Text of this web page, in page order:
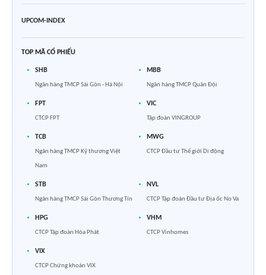
UPCOM-INDEX
TOP MÃ CỔ PHIẾU
SHB
Ngân hàng TMCP Sài Gòn - Hà Nội
MBB
Ngân hàng TMCP Quân Đội
FPT
CTCP FPT
VIC
Tập đoàn VINGROUP
TCB
Ngân hàng TMCP Kỹ thương Việt
Nam
MWG
CTCP Đầu tư Thế giới Di động
STB
Ngân hàng TMCP Sài Gòn Thương Tín
NVL
CTCP Tập đoàn Đầu tư Địa ốc No Va
HPG
CTCP Tập đoàn Hòa Phát
VHM
CTCP Vinhomes
VIX
CTCP Chứng khoán VIX